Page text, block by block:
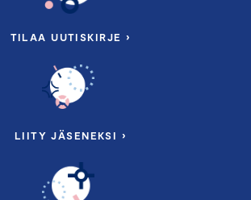
TILAA UUTISKIRJE ›
LIITY JÄSENEKSI ›